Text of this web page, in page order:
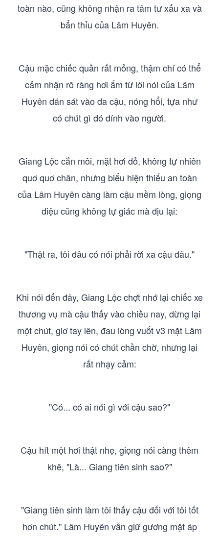
toàn nào, cũng không nhận ra tâm tư xấu xa và
bẩn thỉu của Lâm Huyên.
Cậu mặc chiếc quần rất mỏng, thậm chí có thể
cảm nhận rõ ràng hơi ấm từ lời nói của Lâm
Huyên dán sát vào da cậu, nóng hổi, tựa như
có chút gì đó dính vào người.
Giang Lộc cắn môi, mặt hơi đỏ, không tự nhiên
quơ quơ chân, nhưng biểu hiện thiếu an toàn
của Lâm Huyên càng làm cậu mềm lòng, giọng
điệu cũng không tự giác mà dịu lại:
"Thật ra, tôi đâu có nói phải rời xa cậu đâu."
Khi nói đến đây, Giang Lộc chợt nhớ lại chiếc xe
thương vụ mà cậu thấy vào chiều nay, dừng lại
một chút, giơ tay lên, đau lòng vuốt v3 mặt Lâm
Huyên, giọng nói có chút chần chờ, nhưng lại
rất nhạy cảm:
"Có... có ai nói gì với cậu sao?"
Cậu hít một hơi thật nhẹ, giọng nói càng thêm
khẽ, "Là... Giang tiên sinh sao?"
"Giang tiên sinh làm tôi thấy cậu đối với tôi tốt
hơn chút." Lâm Huyên vẫn giữ gương mặt áp